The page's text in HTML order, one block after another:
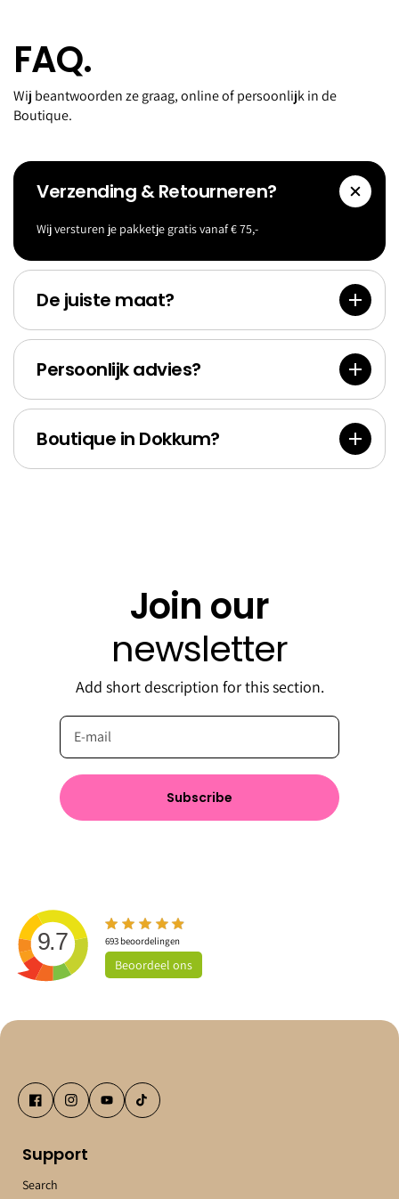
Accessoi
res
FAQ.
Wij beantwoorden ze graag, online of persoonlijk in de
Boutique.
Verzending & Retourneren?
Wij versturen je pakketje gratis vanaf € 75,-
De juiste maat?
Persoonlijk advies?
Boutique in Dokkum?
Join our
newsletter
Add short description for this section.
Subscribe
9.7 693beoordelingen
Beoordeel ons
Support
Search